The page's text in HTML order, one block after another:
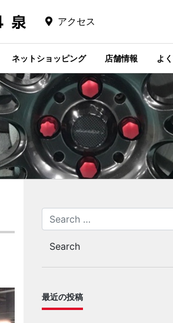
アクセス
ネットショッピング 店舗情報 よ
最近の投稿